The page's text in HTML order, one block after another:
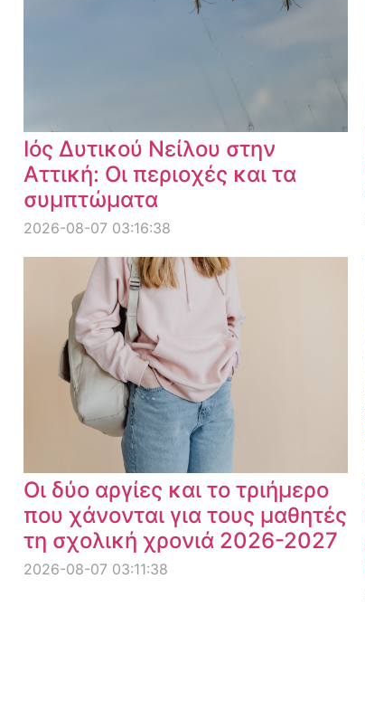
Ιός Δυτικού Νείλου στην
Αττική: Οι περιοχές και τα
συμπτώματα
2026-08-07 03:16:38
Οι δύο αργίες και το τριήμερο
που χάνονται για τους μαθητές
τη σχολική χρονιά 2026-2027
2026-08-07 03:11:38